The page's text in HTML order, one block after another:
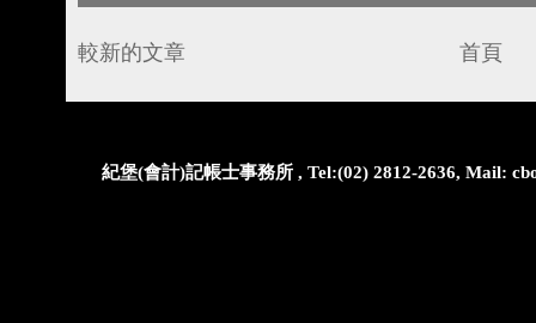
較新的文章 首頁
紀堡(會計)記帳士事務所 , Tel:(02) 2812-2636, Mail: